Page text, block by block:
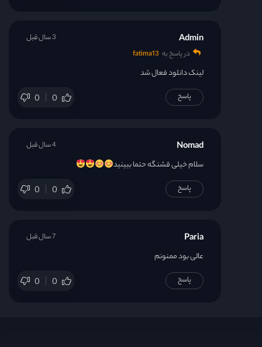
Admin
در پاسخ به fatima13
لینک دانلود فعال شد
0 0
3 سال قبل
پاسخ
Nomad
سلام خیلی قشنگه حتما ببینید
0 0
4 سال قبل
پاسخ
Paria
عالی بود ممنونم
0 0
7 سال قبل
پاسخ